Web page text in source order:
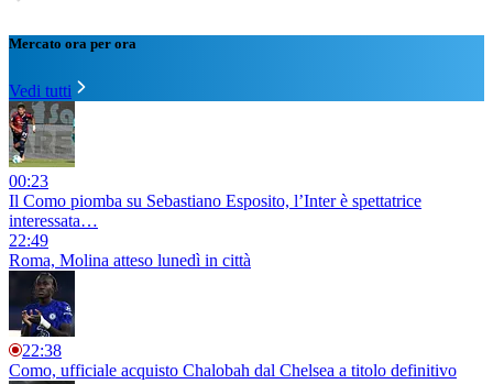
Mercato ora per ora
Vedi tutti
00:23
Il Como piomba su Sebastiano Esposito, l’Inter è spettatrice
interessata…
22:49
Roma, Molina atteso lunedì in città
22:38
Como, ufficiale acquisto Chalobah dal Chelsea a titolo definitivo